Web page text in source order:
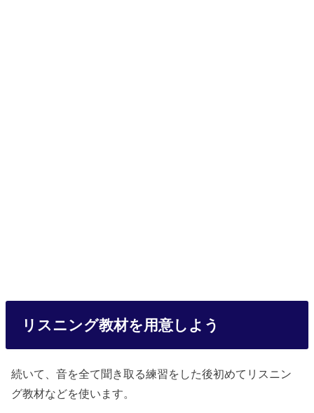
リスニング教材を用意しよう
続いて、音を全て聞き取る練習をした後初めてリスニン
グ教材などを使います。